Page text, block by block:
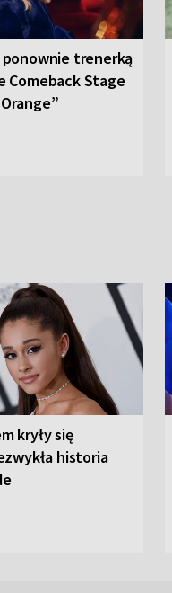
ponownie trenerką
Comeback Stage
kryły się
historia